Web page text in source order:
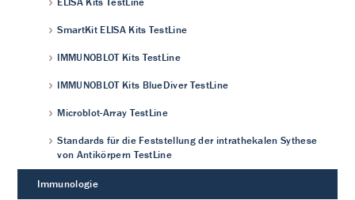
SmartKit ELISA Kits TestLine
IMMUNOBLOT Kits TestLine
IMMUNOBLOT Kits BlueDiver TestLine
Microblot-Array TestLine
Standards für die Feststellung der intrathekalen Sythese
von Antikörpern TestLine
Immunologie